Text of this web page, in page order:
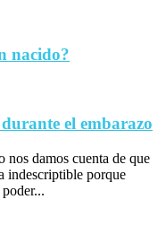
nacido?
el embarazo
damos cuenta de que
indescriptible porque